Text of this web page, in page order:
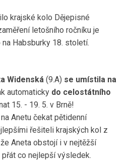
krajské kolo Dějepisné
letošního ročníku je
Habsburky 18. století.
Widenská (9.A) se umístila na
automaticky do celostátního
15. - 19. 5. v Brně!
Anetu čekat pětidenní
řešiteli krajských kol z
Aneta obstojí i v nejtěžší
co nejlepší výsledek.